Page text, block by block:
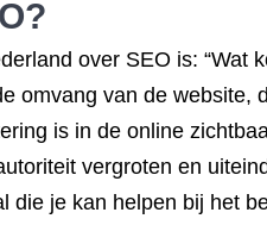
over SEO is: “Wat
omvang van de
is in de online
vergroten en
die je kan helpen bij het